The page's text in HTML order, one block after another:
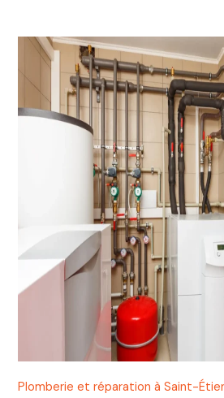
Plomberie et réparation à Saint-